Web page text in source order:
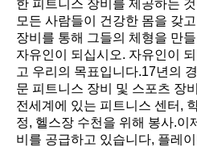
한 피트니스 장비를 제공하는
모든 사람들이 건강한 몸을 갖
장비를 통해 그들의 체형을 만
자유인이 되십시오. 자유인이
고 우리의 목표입니다.17년의
문 피트니스 장비 및 스포츠 장
전세계에 있는 피트니스 센터,
정, 헬스장 수천을 위해 봉사.이
비를 공급하고 있습니다, 플레